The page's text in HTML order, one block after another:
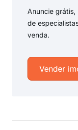
Anuncie grátis,
de
venda.
Vender